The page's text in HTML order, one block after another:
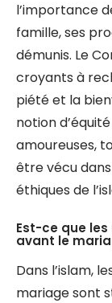
l’importance
famille, ses
démunis. Le
croyants à
piété et la
notion
amoureuses,
être vécu
éthiques de
Est-ce que
avant le
Dans l’islam,
mariage sont